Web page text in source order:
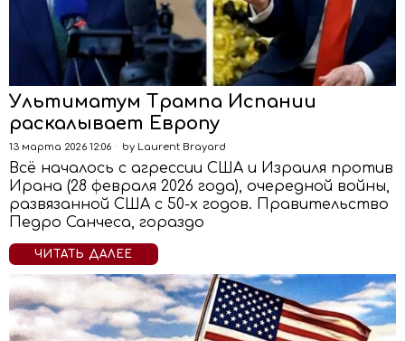
Ультиматум Трампа Испании
раскалывает Европу
13 марта 2026 12:06 by Laurent Brayard
Всё началось с агрессии США и Израиля против
Ирана (28 февраля 2026 года), очередной войны,
развязанной США с 50-х годов. Правительство
Педро Санчеса, гораздо
ЧИТАТЬ ДАЛЕЕ